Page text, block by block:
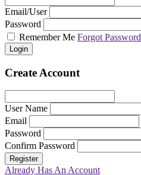
Email/User
Password
Remember Me Forgot Password
Login
Create Account
User Name
Email
Password
Confirm Password
Register
Already Has An Account